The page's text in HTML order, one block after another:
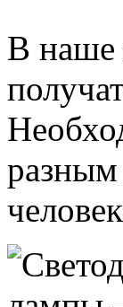
В наше